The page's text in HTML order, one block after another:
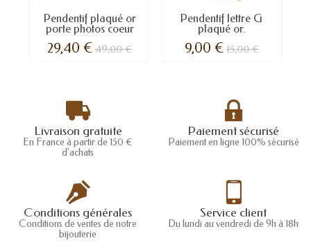
Pendentif plaqué or
porte photos coeur
29,40 € 49,00 €
Pendentif lettre G
plaqué or.
9,00 €15,00 €
Livraison gratuite
En France à partir de 150 €
d'achats
Paiement sécurisé
Paiement en ligne 100% sécurisé
Conditions générales
Conditions de ventes de notre
bijouterie
Service client
Du lundi au vendredi de 9h à 18h